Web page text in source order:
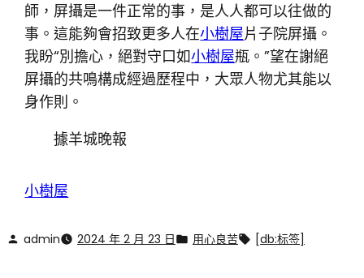
師，屏攝是一件正常的事，是人人都可以往做的
事。這能夠會招致更多人在小樹屋片子院屏攝。
我盼“別擔心，絕對守口如小樹屋瓶。”望在謝絕
屏攝的共鳴構成經過歷程中，大眾人物尤其能以
身作則。
據羊城晚報
小樹屋
admin 2024 年 2 月 23 日 用心良苦 [db:标签]